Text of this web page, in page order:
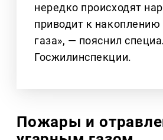
нередко происходят
приводит к накоплению
газа», — пояснил
Госжилинспекции.
Пожары и